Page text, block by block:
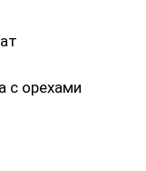
с орехами